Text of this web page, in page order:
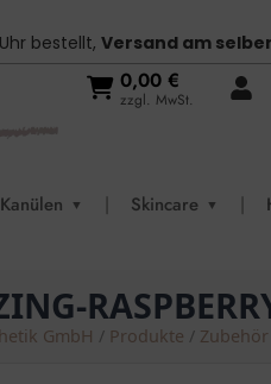
bestellt, Versand am
0,00 €
zzgl. MwSt.
Kanülen ▼ | Skincare ▼ |
GmbH / Produkte / Zubehör